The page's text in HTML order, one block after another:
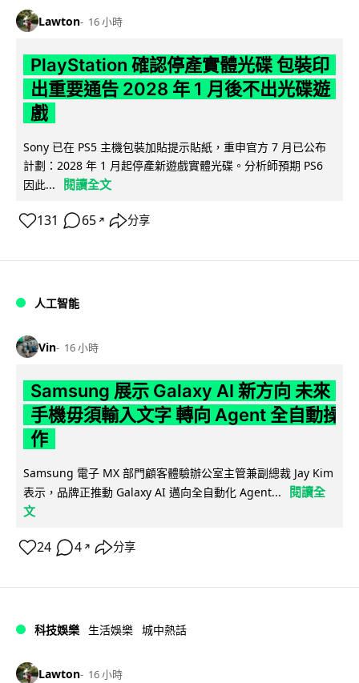
Lawton 16 小時
PlayStation 確認停產實體光碟 包裝印
出重要通告 2028 年 1 月後不出光碟遊
戲
Sony 已在 PS5 主機包裝加貼提示貼紙，重申官方 7 月已公布
計劃：2028 年 1 月起停產新遊戲實體光碟。分析師預期 PS6
因此...
閱讀全文
131 65 ↗ 分享
人工智能
Vin 16 小時
Samsung 展示 Galaxy AI 新方向 未來
手機毋須輸入文字 轉向 Agent 全自動操
作
Samsung 電子 MX 部門顧客體驗辦公室主管兼副總裁 Jay Kim
表示，品牌正推動 Galaxy AI 邁向全自動化 Agent...
閱讀全
文
24 4 ↗ 分享
科技娛樂 生活娛樂 城中熱話
Lawton 16 小時